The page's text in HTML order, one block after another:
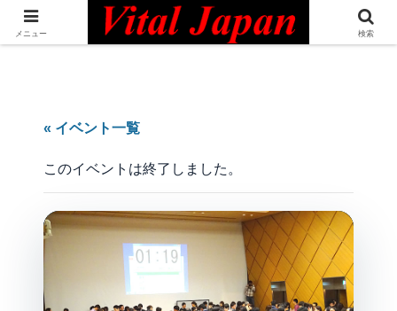
日本最大級の英語コミュニティ・Bilingual Professionals Network
« イベント一覧
このイベントは終了しました。
メニュー 検索